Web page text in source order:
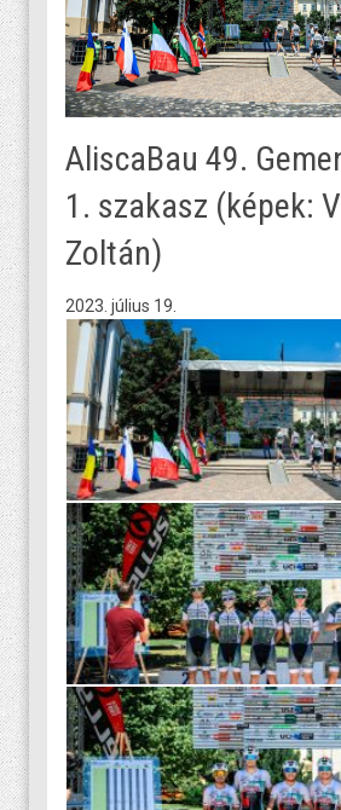
AliscaBau 49.
1. szakasz (képek:
Zoltán)
2023. július 19.